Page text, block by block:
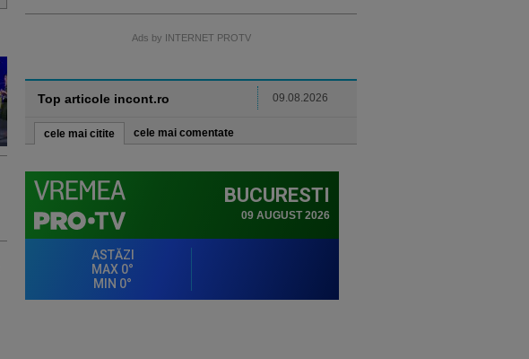
Ads by INTERNET PROTV
Top articole incont.ro 09.08.2026
cele mai citite cele mai comentate